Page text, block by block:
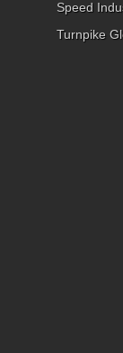
Speed
Turnpike